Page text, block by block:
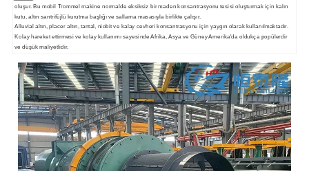
oluşur. Bu mobil Trommel makine normalde eksiksiz bir maden konsantrasyonu tesisi oluşturmak için kalın
kutu, altın santrifüjlü kurutma başlığı ve sallama masasıyla birlikte çalışır.
Alluvial altın, placer altın, tantal, niobit ve kalay cevheri konsantrasyonu için yaygın olarak kullanılmaktadır.
Kolay hareket ettirmesi ve kolay kullanımı sayesinde Afrika, Asya ve Güney Amerika'da oldukça popülerdir
ve düşük maliyetlidir.